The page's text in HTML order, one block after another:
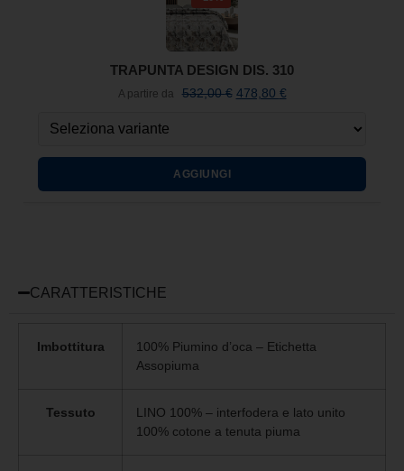
TRAPUNTA DESIGN DIS. 310
A partire da 532,00€ 478,80 €
AGGIUNGI
CARATTERISTICHE
Imbottitura
100% Piumino d’oca – Etichetta
Assopiuma
Tessuto
LINO 100% – interfodera e lato unito
100% cotone a tenuta piuma